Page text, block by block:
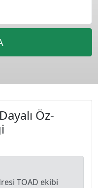
Öz-
TOAD ekibi